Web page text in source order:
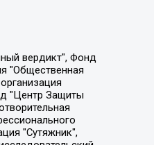
Автономная некоммерческая организация Краснодарский центр современного искусства "Типография", Моргенштерн Алишер Тагирович, Соболь Любовь Эдуардовна, Общество с ограниченной ответственностью "ЛИЗА НОРМ", Каспаров Гарри Кимович, Ходорковский Михаил Борисович, Общество с ограниченной ответственностью "Апрельские тезисы", Данилович Ирина Брониславовна, Кашин Олег Владимирович, Петров Николай Владимирович, Пивоваров Алексей Владимирович, Соколов Михаил Владимирович, Цветкова Юлия Владимировна, Чичваркин Евгений Александрович, Комитет против пыток/Команда против пыток, Общество с ограниченной ответственностью "Первый научный", Общество с ограниченной ответственностью "Вертолет и ко", Белоцерковская Вероника Борисовна, Кац Максим Евгеньевич, Лазарева Татьяна Юрьевна, Шаведдинов Руслан Табризович, Яшин Илья Валерьевич, Общество с ограниченной ответственностью "Иноагент ААВ", Алешковский Дмитрий Петрович, Альбац Евгения Марковна, Быков Дмитрий Львович, Галямина Юлия Евгеньевна, Лойко Сергей Леонидович, Мартынов Кирилл Константинович, Медведев Сергей Александрович, Крашенинников Федор Геннадиевич, Гордеева Катерина Вл